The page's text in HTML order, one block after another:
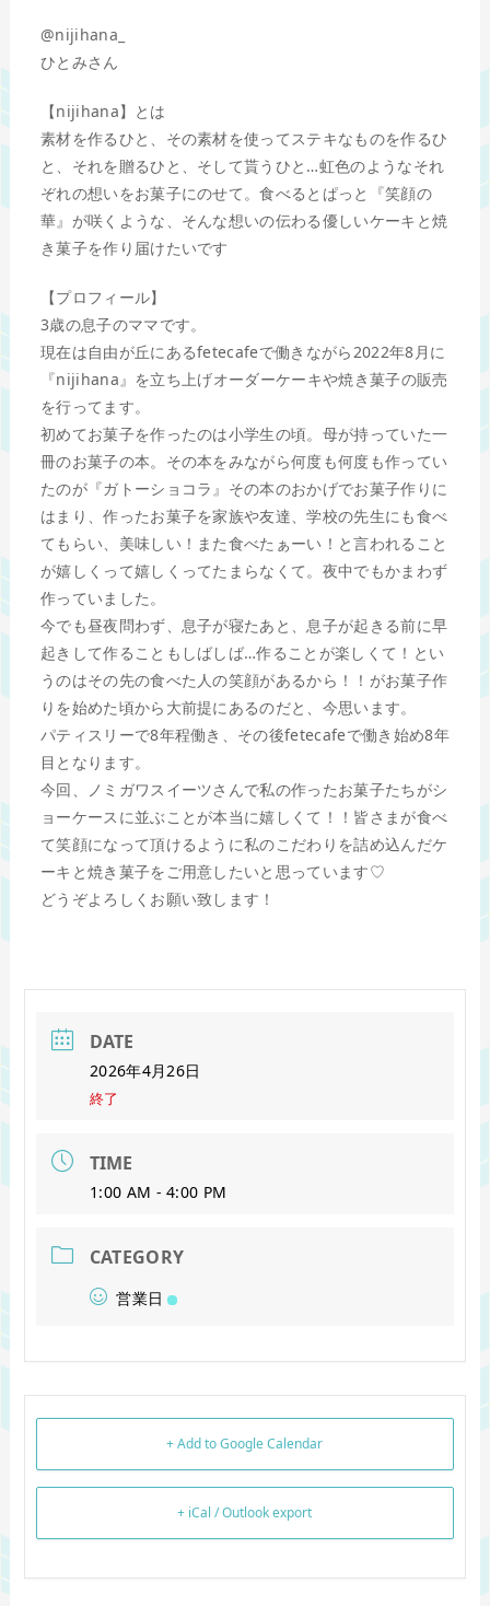
@nijihana_
ひとみさん
【nijihana】とは
素材を作るひと、その素材を使ってステキなものを作るひ
と、それを贈るひと、そして貰うひと…虹色のようなそれ
ぞれの想いをお菓子にのせて。食べるとぱっと『笑顔の
華』が咲くような、そんな想いの伝わる優しいケーキと焼
き菓子を作り届けたいです
【プロフィール】
3歳の息子のママです。
現在は自由が丘にあるfetecafeで働きながら2022年8月に
『nijihana』を立ち上げオーダーケーキや焼き菓子の販売
を行ってます。
初めてお菓子を作ったのは小学生の頃。母が持っていた一
冊のお菓子の本。その本をみながら何度も何度も作ってい
たのが『ガトーショコラ』その本のおかげでお菓子作りに
はまり、作ったお菓子を家族や友達、学校の先生にも食べ
てもらい、美味しい！また食べたぁーい！と言われること
が嬉しくって嬉しくってたまらなくて。夜中でもかまわず
作っていました。
今でも昼夜問わず、息子が寝たあと、息子が起きる前に早
起きして作ることもしばしば…作ることが楽しくて！とい
うのはその先の食べた人の笑顔があるから！！がお菓子作
りを始めた頃から大前提にあるのだと、今思います。
パティスリーで8年程働き、その後fetecafeで働き始め8年
目となります。
今回、ノミガワスイーツさんで私の作ったお菓子たちがシ
ョーケースに並ぶことが本当に嬉しくて！！皆さまが食べ
て笑顔になって頂けるように私のこだわりを詰め込んだケ
ーキと焼き菓子をご用意したいと思っています♡
どうぞよろしくお願い致します！
DATE
2026年4月26日
終了
TIME
1:00 AM - 4:00 PM
CATEGORY
営業日
+ Add to Google Calendar
+ iCal / Outlook export